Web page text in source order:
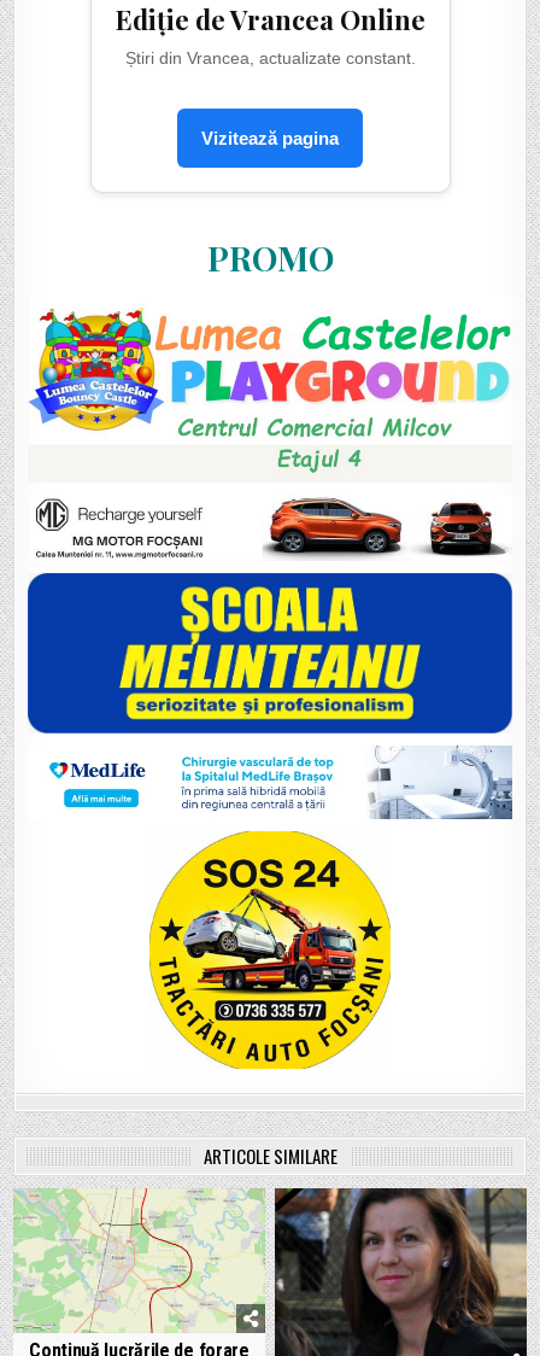
Ediție de Vrancea Online
Știri din Vrancea, actualizate constant.
Vizitează pagina
PROMO
ARTICOLE SIMILARE
Continuă lucrările de forare